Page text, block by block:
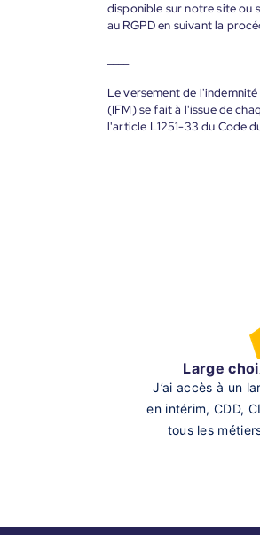
disponible sur notre site ou
au RGPD en suivant la
Le versement de
(IFM) se fait à l'issue de
l'article L1251-33 du Code
Large
J’ai accès à un
en intérim, CDD,
tous les